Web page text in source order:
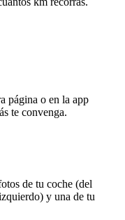
página o en la app
te convenga.
de tu coche (del
y una de tu